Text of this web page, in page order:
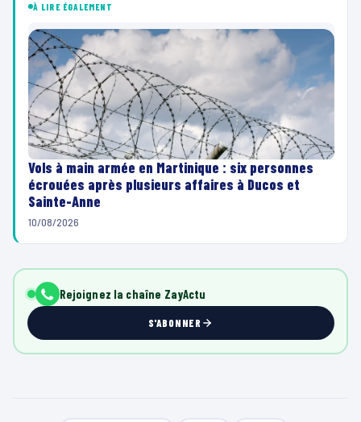
À LIRE ÉGALEMENT
Vols à main armée en Martinique : six personnes
écrouées après plusieurs affaires à Ducos et
Sainte-Anne
10/08/2026
Rejoignez la chaîne ZayActu
S'ABONNER